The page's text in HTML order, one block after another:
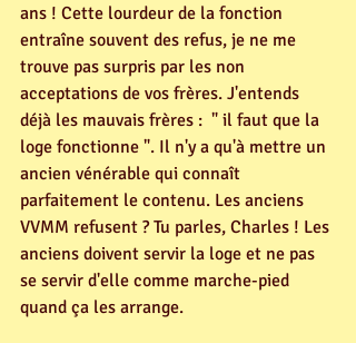
ans ! Cette lourdeur de la fonction
entraîne souvent des refus, je ne me
trouve pas surpris par les non
acceptations de vos frères. J'entends
déjà les mauvais frères :  " il faut que la
loge fonctionne ". Il n'y a qu'à mettre un
ancien vénérable qui connaît
parfaitement le contenu. Les anciens
VVMM refusent ? Tu parles, Charles ! Les
anciens doivent servir la loge et ne pas
se servir d'elle comme marche-pied
quand ça les arrange.